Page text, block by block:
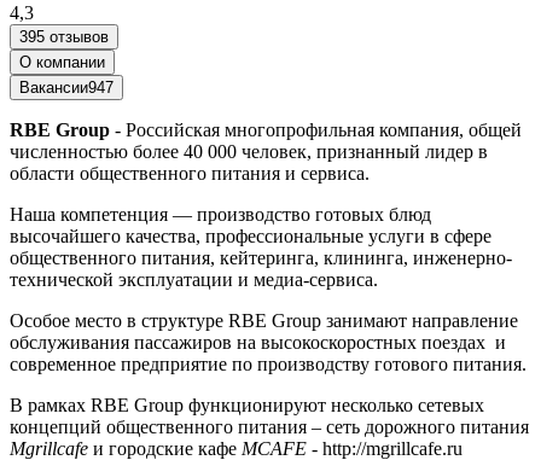
4,3
395 отзывов
О компании
Вакансии947
RBE Group - Российская многопрофильная компания, общей
численностью более 40 000 человек, признанный лидер в
области общественного питания и сервиса.
Наша компетенция — производство готовых блюд
высочайшего качества, профессиональные услуги в сфере
общественного питания, кейтеринга, клининга, инженерно-
технической эксплуатации и медиа-сервиса.
Особое место в структуре RBE Group занимают направление
обслуживания пассажиров на высокоскоростных поездах и
современное предприятие по производству готового питания.
В рамках RBE Group функционируют несколько сетевых
концепций общественного питания – сеть дорожного питания
Mgrillcafe и городские кафе MCAFE - http://mgrillcafe.ru